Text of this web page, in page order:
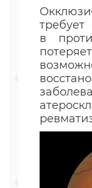
требует
в